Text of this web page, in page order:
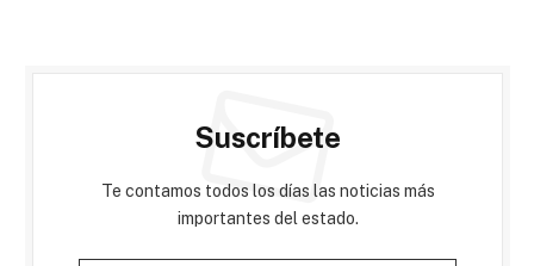
Suscríbete
Te contamos todos los días las noticias más
importantes del estado.